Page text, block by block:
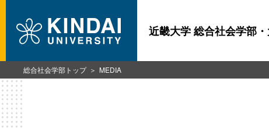
近畿大学 総合社会学部
総合社会学部トップ MEDIA